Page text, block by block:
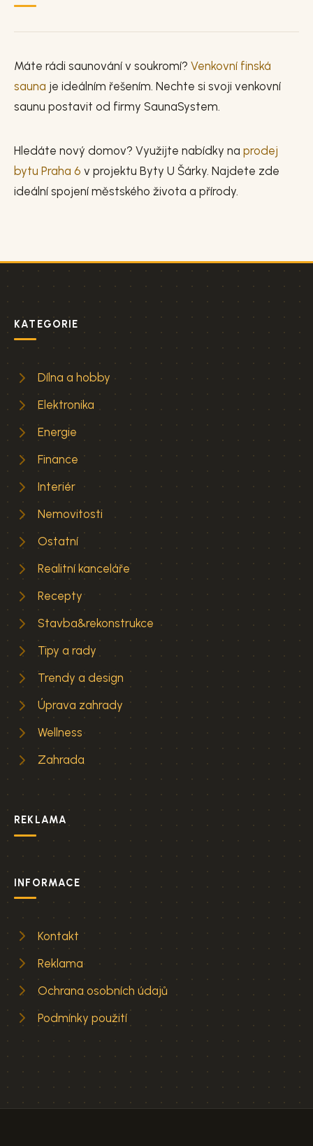
Máte rádi saunování v soukromí? Venkovní finská
sauna je ideálním řešením. Nechte si svoji venkovní
saunu postavit od firmy SaunaSystem.
Hledáte nový domov? Využijte nabídky na prodej
bytu Praha 6 v projektu Byty U Šárky. Najdete zde
ideální spojení městského života a přírody.
KATEGORIE
Dílna a hobby
Elektronika
Energie
Finance
Interiér
Nemovitosti
Ostatní
Realitní kanceláře
Recepty
Stavba&rekonstrukce
Tipy a rady
Trendy a design
Úprava zahrady
Wellness
Zahrada
REKLAMA
INFORMACE
Kontakt
Reklama
Ochrana osobních údajů
Podmínky použití